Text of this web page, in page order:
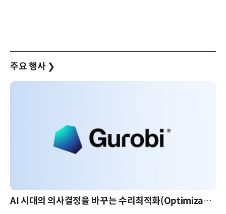
주요 행사 ❯
AI 시대의 의사결정을 바꾸는 수리최적화(Optimization): 실제 산업 적용 사례와 활용 전략